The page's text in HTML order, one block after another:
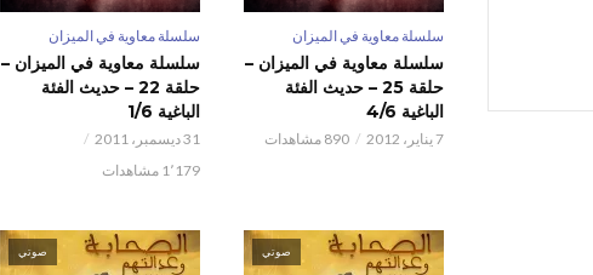
سلسلة معاوية في الميزان
سلسلة معاوية في الميزان –
حلقة 25 – حديث الفئة
الباغية 4/6
7 يناير، 2012 890 مشاهدات
سلسلة معاوية في الميزان
سلسلة معاوية في الميزان –
حلقة 22 – حديث الفئة
الباغية 1/6
31 ديسمبر، 2011
1٬179 مشاهدات
صوتي صوتي